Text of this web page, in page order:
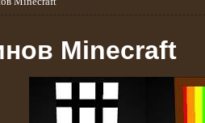
Minecraft